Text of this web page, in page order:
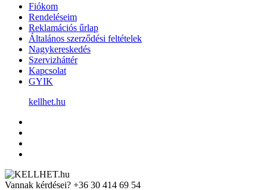
Fiókom
Rendeléseim
Reklamációs űrlap
Általános szerződési feltételek
Nagykereskedés
Szervizháttér
Kapcsolat
GYIK
kellhet.hu
Vannak kérdései? +36 30 414 69 54